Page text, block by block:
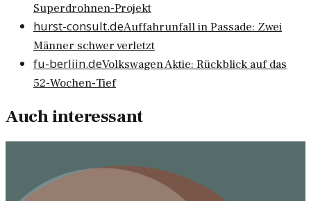
Superdrohnen-Projekt
hurst-consult.deAuffahrunfall in Passade: Zwei
Männer schwer verletzt
fu-berliin.deVolkswagen Aktie: Rückblick auf das
52-Wochen-Tief
Auch interessant